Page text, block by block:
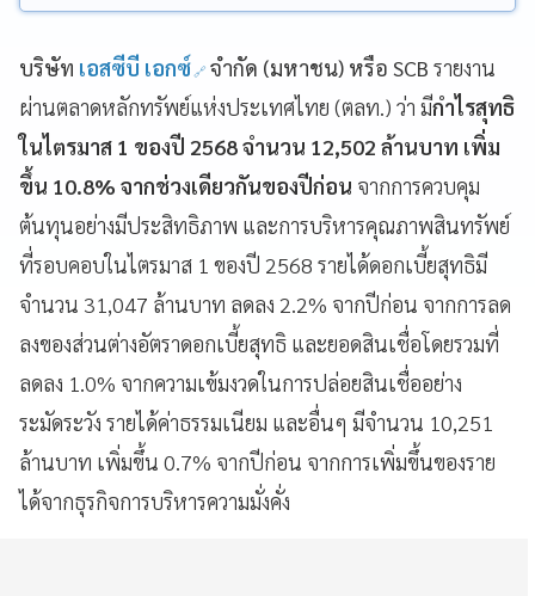
บริษัท เอสซีบี เอกซ์ จำกัด (มหาชน) หรือ SCB รายงาน
ผ่านตลาดหลักทรัพย์แห่งประเทศไทย (ตลท.) ว่า มีกำไรสุทธิ
ในไตรมาส 1 ของปี 2568 จำนวน 12,502 ล้านบาท เพิ่ม
ขึ้น 10.8% จากช่วงเดียวกันของปีก่อน จากการควบคุม
ต้นทุนอย่างมีประสิทธิภาพ และการบริหารคุณภาพสินทรัพย์
ที่รอบคอบในไตรมาส 1 ของปี 2568 รายได้ดอกเบี้ยสุทธิมี
จำนวน 31,047 ล้านบาท ลดลง 2.2% จากปีก่อน จากการลด
ลงของส่วนต่างอัตราดอกเบี้ยสุทธิ และยอดสินเชื่อโดยรวมที่
ลดลง 1.0% จากความเข้มงวดในการปล่อยสินเชื่ออย่าง
ระมัดระวัง รายได้ค่าธรรมเนียม และอื่นๆ มีจำนวน 10,251
ล้านบาท เพิ่มขึ้น 0.7% จากปีก่อน จากการเพิ่มขึ้นของราย
ได้จากธุรกิจการบริหารความมั่งคั่ง